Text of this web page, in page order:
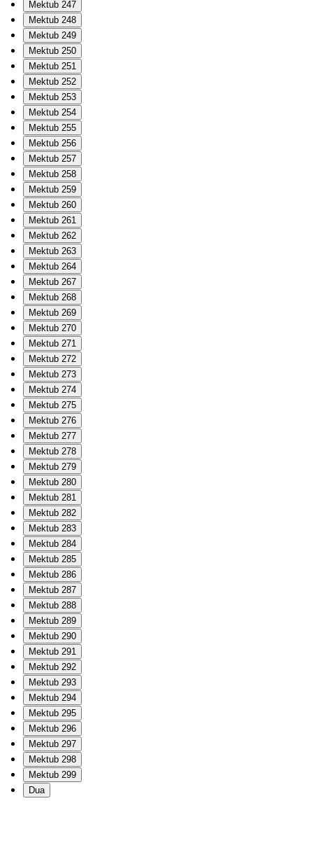
Mektub 247
Mektub 248
Mektub 249
Mektub 250
Mektub 251
Mektub 252
Mektub 253
Mektub 254
Mektub 255
Mektub 256
Mektub 257
Mektub 258
Mektub 259
Mektub 260
Mektub 261
Mektub 262
Mektub 263
Mektub 264
Mektub 267
Mektub 268
Mektub 269
Mektub 270
Mektub 271
Mektub 272
Mektub 273
Mektub 274
Mektub 275
Mektub 276
Mektub 277
Mektub 278
Mektub 279
Mektub 280
Mektub 281
Mektub 282
Mektub 283
Mektub 284
Mektub 285
Mektub 286
Mektub 287
Mektub 288
Mektub 289
Mektub 290
Mektub 291
Mektub 292
Mektub 293
Mektub 294
Mektub 295
Mektub 296
Mektub 297
Mektub 298
Mektub 299
Dua